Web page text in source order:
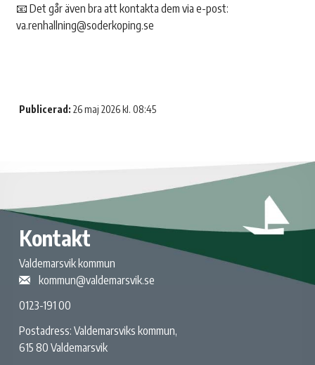
📧 Det går även bra att kontakta dem via e-post:
va.renhallning@soderkoping.se
Publicerad: 26 maj 2026 kl. 08:45
Kontakt
Valdemarsvik kommun
kommun@valdemarsvik.se
0123-191 00
Postadress: Valdemarsviks kommun,
615 80 Valdemarsvik